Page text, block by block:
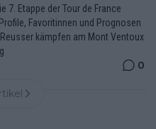
7. Etappe der Tour de France
Favoritinnen und Prognosen
kämpfen am Mont Ventoux
0